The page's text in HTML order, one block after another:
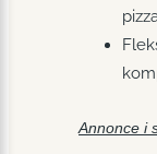
Annonce i